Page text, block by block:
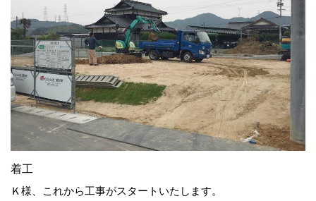
着工
Ｋ様、これから工事がスタートいたします。